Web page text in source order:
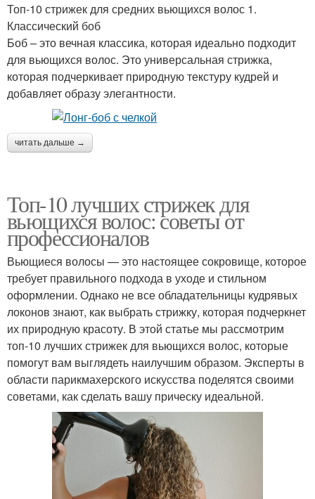
Топ-10 стрижек для средних вьющихся волос 1.
Классический боб
Боб – это вечная классика, которая идеально подходит
для вьющихся волос. Это универсальная стрижка,
которая подчеркивает природную текстуру кудрей и
добавляет образу элегантности.
читать дальше →
Топ-10 лучших стрижек для
вьющихся волос: советы от
профессионалов
Вьющиеся волосы — это настоящее сокровище, которое
требует правильного подхода в уходе и стильном
оформлении. Однако не все обладательницы кудрявых
локонов знают, как выбрать стрижку, которая подчеркнет
их природную красоту. В этой статье мы рассмотрим
топ-10 лучших стрижек для вьющихся волос, которые
помогут вам выглядеть наилучшим образом. Эксперты в
области парикмахерского искусства поделятся своими
советами, как сделать вашу прическу идеальной.